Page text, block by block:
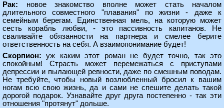
Рак: новое знакомство вполне может стать началом
длительного совместного "плавания" по жизни - даже к
семейным берегам. Единственная мель, на которую может
сесть корабль любви, - это пассивность капитанов. Не
сваливайте обязанности на партнера и смелее берите
ответственность на себя. А взаимопонимание будет!
Скорпион: уж каким этот роман не будет точно, так это
спокойным! Страсть может перемежаться с приступами
депрессии и пылающей ревности, даже по смешным поводам.
Не требуйте, чтобы новый возлюбленный бросил к вашим
ногам всю свою жизнь, да и сами не спешите делать такой
дорогой подарок. Узнавайте друг друга постепенно - так эти
отношения "протянут" дольше.